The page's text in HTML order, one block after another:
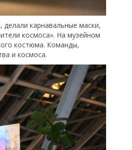
делали карнавальные маски,
космоса». На музейном
костюма. Команды,
и космоса.